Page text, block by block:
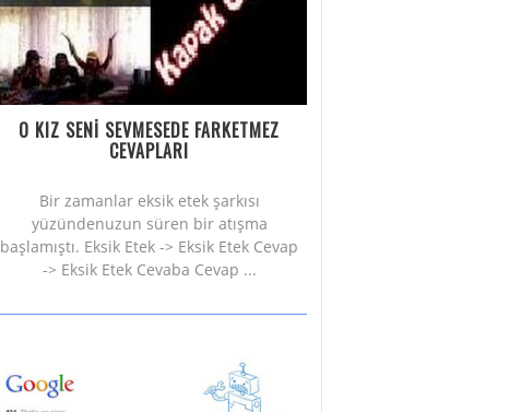
O KIZ SENİ SEVMESEDE FARKETMEZ
CEVAPLARI
Bir zamanlar eksik etek şarkısı
yüzündenuzun süren bir atışma
başlamıştı. Eksik Etek -> Eksik Etek Cevap
-> Eksik Etek Cevaba Cevap ...